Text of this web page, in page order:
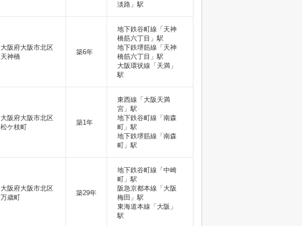
淡路」駅
大阪府大阪市北区
天神橋
築6年
地下鉄谷町線「天神
橋筋六丁目」駅
地下鉄堺筋線「天神
橋筋六丁目」駅
大阪環状線「天満」
駅
大阪府大阪市北区
松ケ枝町
築1年
東西線「大阪天満
宮」駅
地下鉄谷町線「南森
町」駅
地下鉄堺筋線「南森
町」駅
大阪府大阪市北区
万歳町
築29年
地下鉄谷町線「中崎
町」駅
阪急京都本線「大阪
梅田」駅
東海道本線「大阪」
駅